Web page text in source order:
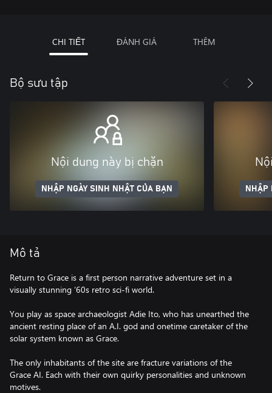
CHI TIẾT ĐÁNH GIÁ THÊM
Bộ sưu tập
Nội dung này bị chặn
NHẬP NGÀY SINH NHẬT CỦA BẠN NHẬP
Mô tả
Return to Grace is a first person narrative adventure set in a
visually stunning ‘60s retro sci-fi world.
You play as space archaeologist Adie Ito, who has unearthed the
ancient resting place of an A.I. god and onetime caretaker of the
solar system known as Grace.
The only inhabitants of the site are fracture variations of the
Grace AI. Each with their own quirky personalities and unknown
motives.